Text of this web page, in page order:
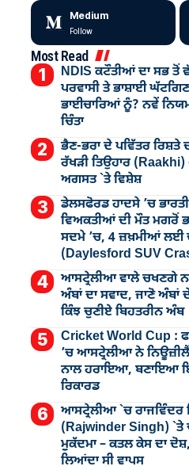
Medium
Follow
Most Read
NDIS ਕਟੌਤੀਆਂ ਦਾ ਸਭ ਤੋਂ
ਪਰਵਾਸੀ ਤੇ ਭਾਸ਼ਾਈ
ਭਾਈਚਾਰਿਆਂ ਨੂੰ? ਨਵੇਂ
ਚਿੰਤਾ
ਭੈਣ-ਭਰਾ ਦੇ ਪਵਿੱਤਰ ਰਿਸ਼ਤੇ
ਰੱਖੜੀ ਤਿਉਹਾਰ (Raakhi)
ਅਗਸਤ `ਤੇ ਵਿਸ਼ੇਸ਼
ਡੇਲਸਫੋਰਡ ਹਾਦਸੇ ’ਚ
ਵਿਅਕਤੀਆਂ ਦੀ ਮੌਤ ਮਗਰੋਂ
ਸਦਮੇ ’ਚ, 4 ਜ਼ਖ਼ਮੀਆਂ ਲਈ
(Daylesford SUV
ਆਸਟ੍ਰੇਲੀਆ ਵਾਲੇ ਚਖਣਗੇ
ਅੰਬਾਂ ਦਾ ਸਵਾਦ, ਜਾਣੋ ਅੰਬਾਂ
ਕਿੰਝ ਚੁਣੀਏ ਬਿਹਤਰੀਨ ਅੰਬ
Cricket World Cup :
’ਚ ਆਸਟ੍ਰੇਲੀਆ ਨੇ
ਨਾਲ ਹਰਾਇਆ, ਬਣਾਇਆ
ਰਿਕਾਰਡ
ਆਸਟ੍ਰੇਲੀਆ `ਚ ਰਾਜਵਿੰਦਰ
(Rajwinder Singh) `ਤੇ
ਮੁੁਕੱਦਮਾ – ਕਤਲ ਕੇਸ ਦਾ
ਲਿਆਂਦਾ ਸੀ ਵਾਪਸ